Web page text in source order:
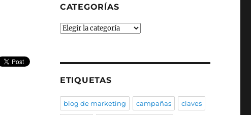
CATEGORÍAS
Categorías
ETIQUETAS
blog de marketing campañas claves